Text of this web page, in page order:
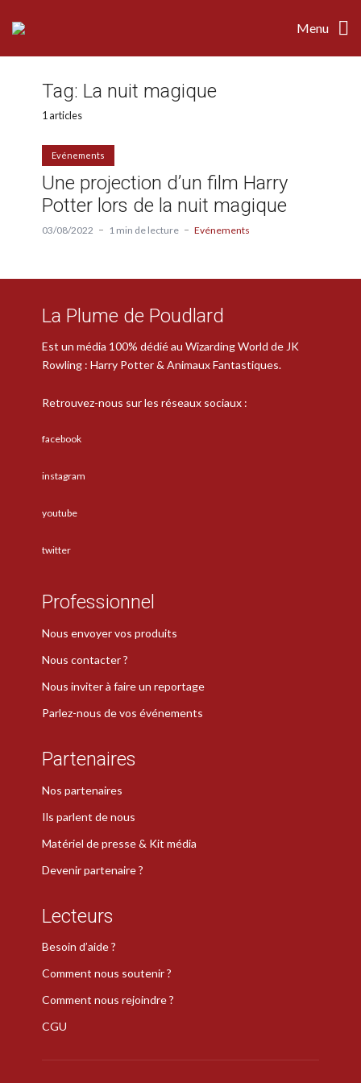
Menu
Tag: La nuit magique
1 articles
Evénements
Une projection d’un film Harry
Potter lors de la nuit magique
03/08/2022 1 min de lecture Evénements
La Plume de Poudlard
Est un média 100% dédié au Wizarding World de JK
Rowling : Harry Potter & Animaux Fantastiques.
Retrouvez-nous sur les réseaux sociaux :
facebook
instagram
youtube
twitter
Professionnel
Nous envoyer vos produits
Nous contacter ?
Nous inviter à faire un reportage
Parlez-nous de vos événements
Partenaires
Nos partenaires
Ils parlent de nous
Matériel de presse & Kit média
Devenir partenaire ?
Lecteurs
Besoin d’aide ?
Comment nous soutenir ?
Comment nous rejoindre ?
CGU